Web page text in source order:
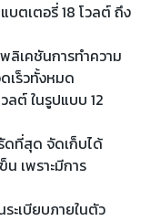
ตเตอรี่ 18 โวลต์ ถึง
เคชันการทำความ
เร็วทั้งหมด
ลต์ ในรูปแบบ 12
ดที่สุด จัดเก็บได้
น เพราะมีการ
ะเบียบภายในตัว